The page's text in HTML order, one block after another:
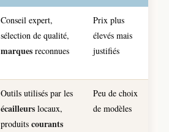
Conseil expert,
sélection de qualité,
marques reconnues
Prix plus
élevés mais
justifiés
Outils utilisés par les
écailleurs locaux,
produits courants
Peu de choix
de modèles